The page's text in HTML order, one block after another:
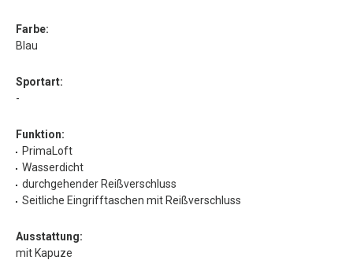
Farbe:
Blau
Sportart:
-
Funktion:
PrimaLoft
Wasserdicht
durchgehender Reißverschluss
Seitliche Eingrifftaschen mit Reißverschluss
Ausstattung:
mit Kapuze